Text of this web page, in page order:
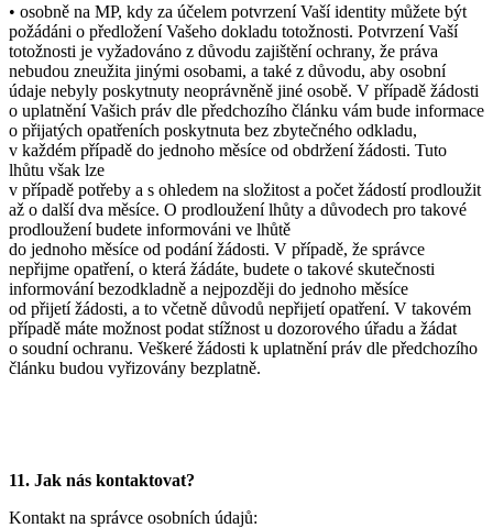
• osobně na MP, kdy za účelem potvrzení Vaší identity můžete být
požádáni o předložení Vašeho dokladu totožnosti. Potvrzení Vaší
totožnosti je vyžadováno z důvodu zajištění ochrany, že práva
nebudou zneužita jinými osobami, a také z důvodu, aby osobní
údaje nebyly poskytnuty neoprávněně jiné osobě. V případě žádosti
o uplatnění Vašich práv dle předchozího článku vám bude informace
o přijatých opatřeních poskytnuta bez zbytečného odkladu,
v každém případě do jednoho měsíce od obdržení žádosti. Tuto
lhůtu však lze
v případě potřeby a s ohledem na složitost a počet žádostí prodloužit
až o další dva měsíce. O prodloužení lhůty a důvodech pro takové
prodloužení budete informováni ve lhůtě
do jednoho měsíce od podání žádosti. V případě, že správce
nepřijme opatření, o která žádáte, budete o takové skutečnosti
informování bezodkladně a nejpozději do jednoho měsíce
od přijetí žádosti, a to včetně důvodů nepřijetí opatření. V takovém
případě máte možnost podat stížnost u dozorového úřadu a žádat
o soudní ochranu. Veškeré žádosti k uplatnění práv dle předchozího
článku budou vyřizovány bezplatně.
11. Jak nás kontaktovat?
Kontakt na správce osobních údajů: